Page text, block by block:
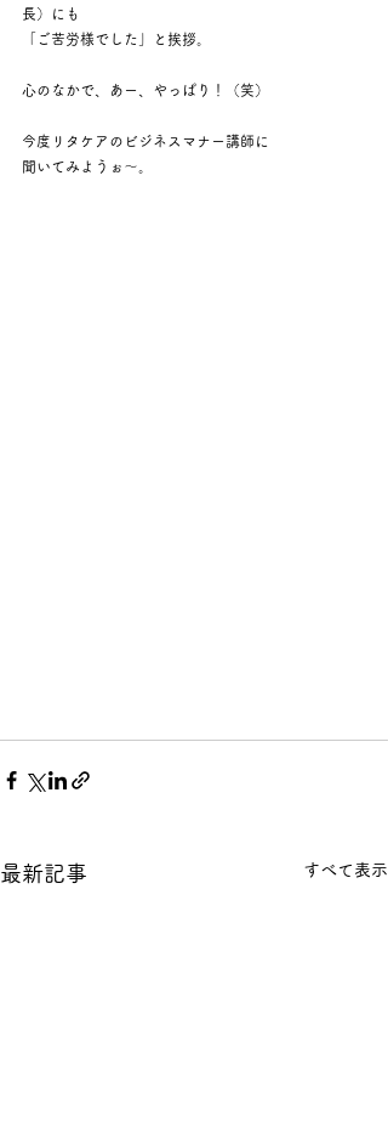
長）にも
「ご苦労様でした」と挨拶。
心のなかで、あー、やっぱり！（笑）
今度リタケアのビジネスマナー講師に
聞いてみようぉ〜。
最新記事 すべて表示